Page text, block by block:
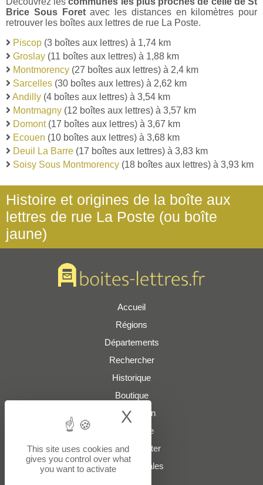
Brice Sous Foretavec les distances en kilomètres pour
retrouver les boîtes aux lettres de rue La Poste.
Piscop (3 boîtes aux lettres) à 1,74 km
Groslay (11 boîtes aux lettres) à 1,88 km
Montmorency (27 boîtes aux lettres) à 2,4 km
Sarcelles (30 boîtes aux lettres) à 2,62 km
Andilly (4 boîtes aux lettres) à 3,54 km
Montmagny (12 boîtes aux lettres) à 3,57 km
Domont(17 boîtes aux lettres) à 3,67 km
Ecouen (10 boîtes aux lettres) à 3,68 km
Deuil La Barre (17 boîtes aux lettres) à 3,83 km
Soisy Sous Montmorency (18 boîtes aux lettres) à 3,93 km
Histoire et origines de la boîte aux
lettres de rue La Poste (ou boîte
jaune)
Accueil
Régions
Départements
Rechercher
Historique
Boutique
Présentation
Plan du site
Nous contacter
Mentions légales
This site uses cookies and
gives you control over what
you want to activate
X Hide cookie